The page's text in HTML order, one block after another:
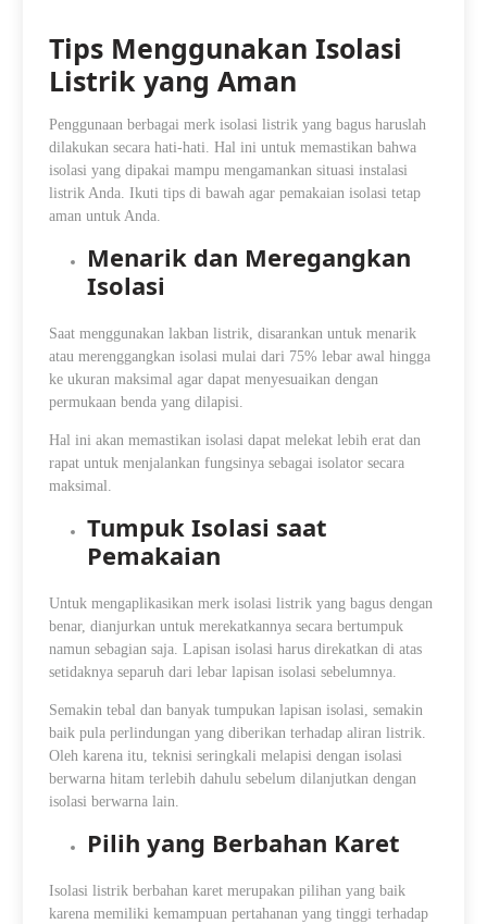
Tips Menggunakan Isolasi
Listrik yang Aman
Penggunaan berbagai merk isolasi listrik yang bagus haruslah
dilakukan secara hati-hati. Hal ini untuk memastikan bahwa
isolasi yang dipakai mampu mengamankan situasi instalasi
listrik Anda. Ikuti tips di bawah agar pemakaian isolasi tetap
aman untuk Anda.
Menarik dan Meregangkan
Isolasi
Saat menggunakan lakban listrik, disarankan untuk menarik
atau merenggangkan isolasi mulai dari 75% lebar awal hingga
ke ukuran maksimal agar dapat menyesuaikan dengan
permukaan benda yang dilapisi.
Hal ini akan memastikan isolasi dapat melekat lebih erat dan
rapat untuk menjalankan fungsinya sebagai isolator secara
maksimal.
Tumpuk Isolasi saat
Pemakaian
Untuk mengaplikasikan merk isolasi listrik yang bagus dengan
benar, dianjurkan untuk merekatkannya secara bertumpuk
namun sebagian saja. Lapisan isolasi harus direkatkan di atas
setidaknya separuh dari lebar lapisan isolasi sebelumnya.
Semakin tebal dan banyak tumpukan lapisan isolasi, semakin
baik pula perlindungan yang diberikan terhadap aliran listrik.
Oleh karena itu, teknisi seringkali melapisi dengan isolasi
berwarna hitam terlebih dahulu sebelum dilanjutkan dengan
isolasi berwarna lain.
Pilih yang Berbahan Karet
Isolasi listrik berbahan karet merupakan pilihan yang baik
karena memiliki kemampuan pertahanan yang tinggi terhadap